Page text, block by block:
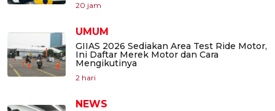
20 jam
UMUM
GIIAS 2026 Sediakan Area Test Ride Motor,
Ini Daftar Merek Motor dan Cara
Mengikutinya
2 hari
NEWS